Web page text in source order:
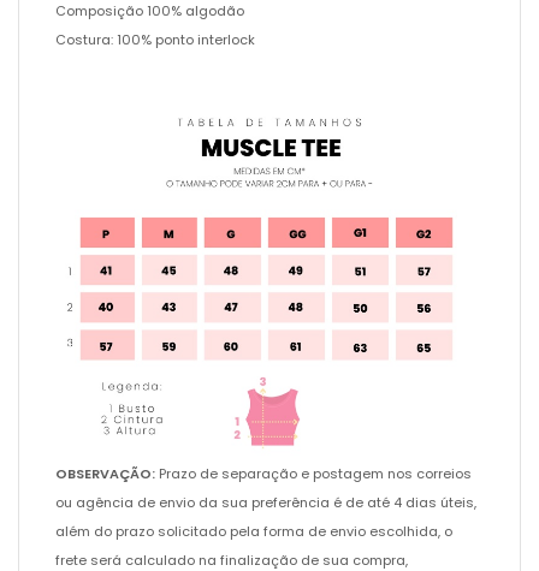
Composição 100% algodão
Costura: 100% ponto interlock
OBSERVAÇÃO: Prazo de separação e postagem nos correios
ou agência de envio da sua preferência é de até 4 dias úteis,
além do prazo solicitado pela forma de envio escolhida, o
frete será calculado na finalização de sua compra,